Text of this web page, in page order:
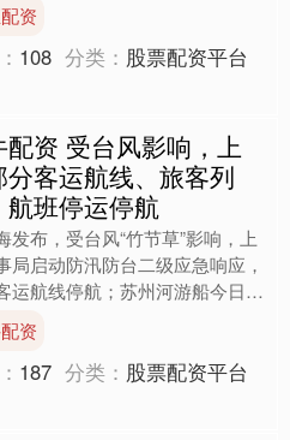
资
108 分类： 股票配资平台
配资 受台风影响，上
分客运航线、旅客列
航班停运停航
发布，受台风“竹节草”影响，上
局启动防汛防台二级应急响应，
运航线停航；苏州河游船今日停
确保铁路运输安全和旅客出行安
路部门计划对部分....
资
187 分类： 股票配资平台